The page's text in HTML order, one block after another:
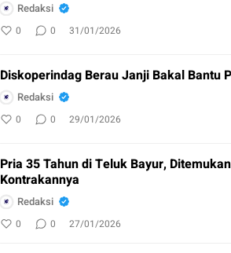
Redaksi
0 0 31/01/2026
Diskoperindag Berau Janji Bakal Bantu
Redaksi
0 0 29/01/2026
Pria 35 Tahun di Teluk Bayur,
Kontrakannya
Redaksi
0 0 27/01/2026